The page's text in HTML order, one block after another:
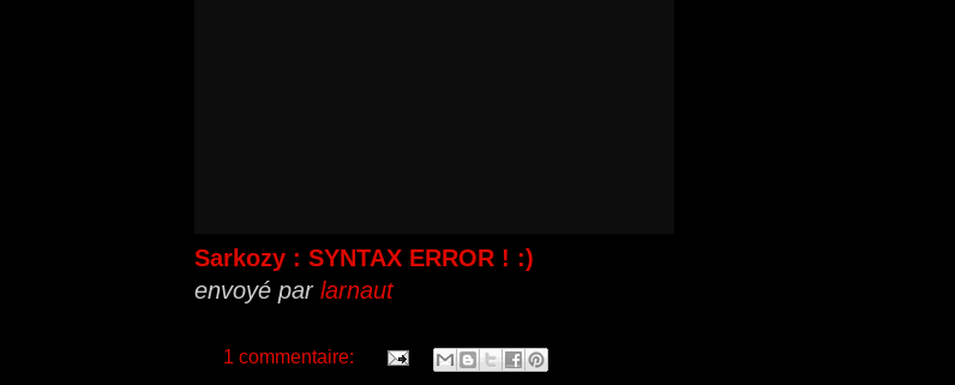
Sarkozy : SYNTAX ERROR ! :)
envoyé par larnaut
1 commentaire: